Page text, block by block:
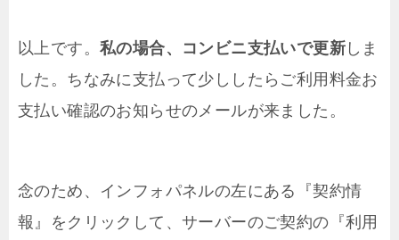
以上です。 私の場合、コンビニ支払いで更新 しま
した。ちなみに支払って少ししたらご利用料金お
支払い確認のお知らせのメールが来ました。
念のため、インフォパネルの左にある『契約情
報』をクリックして、サーバーのご契約の『利用